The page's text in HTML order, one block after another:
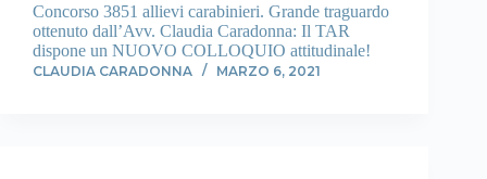
Concorso 3851 allievi carabinieri. Grande traguardo
ottenuto dall’Avv. Claudia Caradonna: Il TAR
dispone un NUOVO COLLOQUIO attitudinale!
CLAUDIA CARADONNA MARZO 6, 2021